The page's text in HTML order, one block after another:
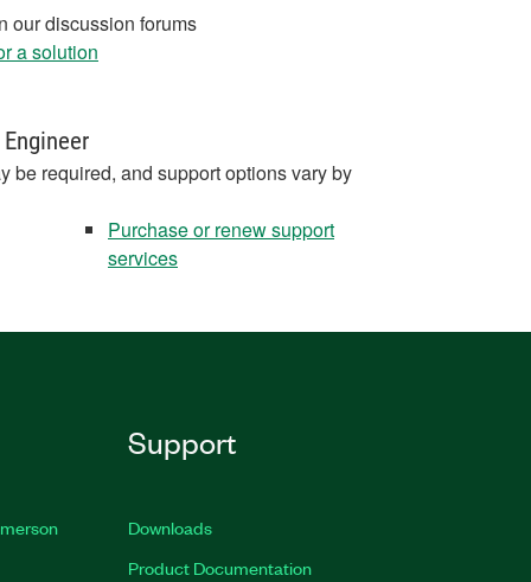
our discussion forums
a solution
be required, and support options vary by
Purchase or renew support
services
Support
Downloads
Product Documentation